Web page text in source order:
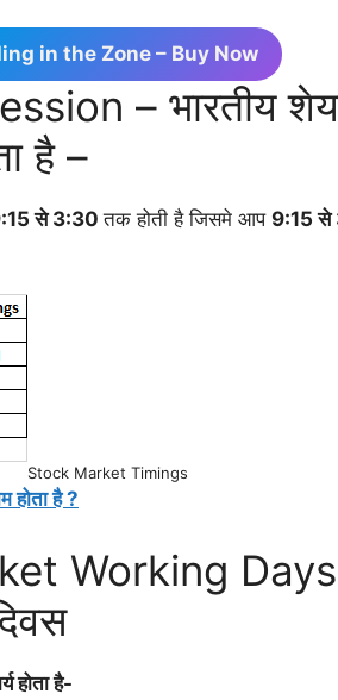
in the Zone – Buy Now
– भारतीय
है –
से 3:30तक होती है जिसमे आप 9:15 से
Stock Market Timings
है ?
Working Days
होता है-